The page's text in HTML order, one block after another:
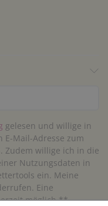
gelesen und willige in
E-Mail-Adresse zum
Zudem willige ich in die
Nutzungsdaten in
ein. Meine
Eine
möglich.**